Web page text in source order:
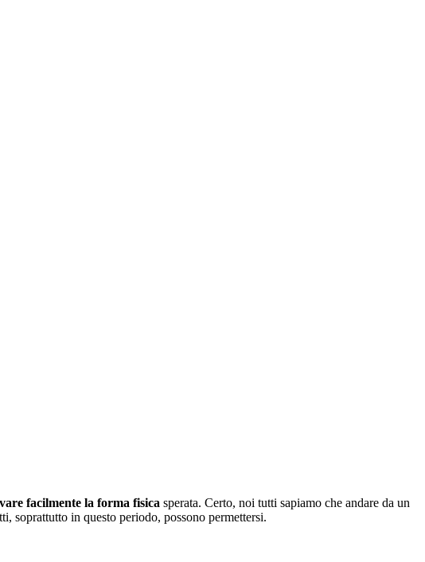
facilmente la forma fisica sperata. Certo, noi tutti sapiamo che andare da un
soprattutto in questo periodo, possono permettersi.